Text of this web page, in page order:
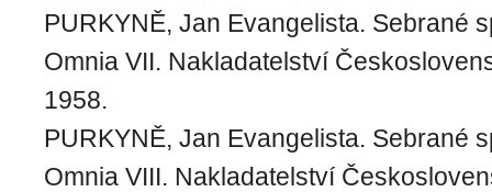
PURKYNĚ, Jan Evangelista. Sebrané
Omnia VII. Nakladatelství
1958.
PURKYNĚ, Jan Evangelista. Sebrané
Omnia VIII. Nakladatelství